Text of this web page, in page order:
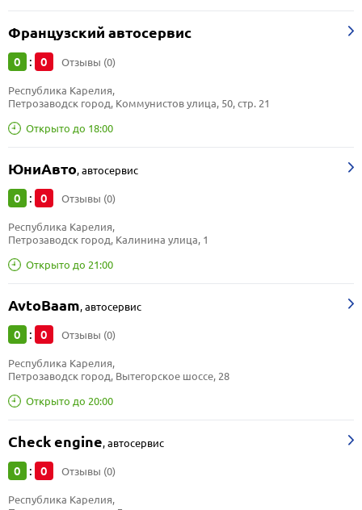
Французский автосервис
0 : 0 Отзывы (0)
Открыто до 18:00
Республика Карелия,
Петрозаводск город, Коммунистов улица, 50, стр. 21
ЮниАвто,автосервис
0 : 0 Отзывы (0)
Открыто до 21:00
Республика Карелия,
Петрозаводск город, Калинина улица, 1
AvtoBaam,автосервис
0 : 0 Отзывы (0)
Открыто до 20:00
Республика Карелия,
Петрозаводск город, Вытегорское шоссе, 28
Check engine,автосервис
0 : 0 Отзывы (0)
Республика Карелия,